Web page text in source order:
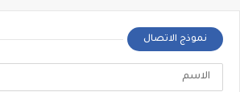
نموذج الاتصال